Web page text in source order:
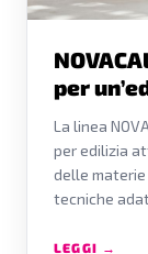
per
La linea
per edilizia
delle
tecniche
LEGGI →